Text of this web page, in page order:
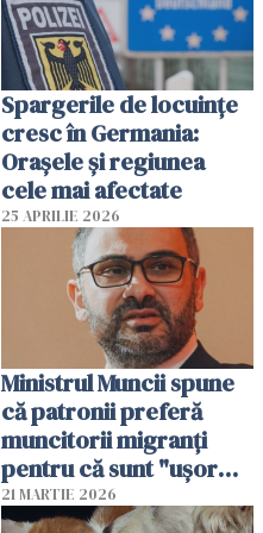
Spargerile de locuințe
cresc în Germania:
Orașele și regiunea
cele mai afectate
25 APRILIE 2026
Ministrul Muncii spune
că patronii preferă
muncitorii migranți
pentru că sunt "uşor
dispensabili"
21 MARTIE 2026